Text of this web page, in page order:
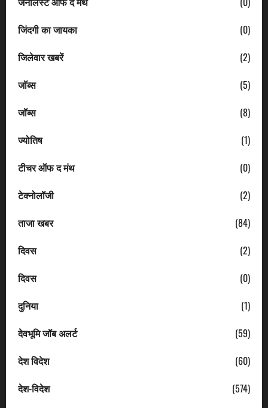
जिंदगी का जायका
(0)
जिलेवार खबरें
(2)
जॉब्स
(5)
जॉब्स
(8)
ज्योतिष
(1)
टीचर ऑफ द मंथ
(0)
टेक्नोलॉजी
(2)
ताजा खबर
(84)
दिवस
(2)
दिवस
(0)
दुनिया
(1)
देवभूमि जॉब अलर्ट
(59)
देश विदेश
(60)
देश-विदेश
(574)